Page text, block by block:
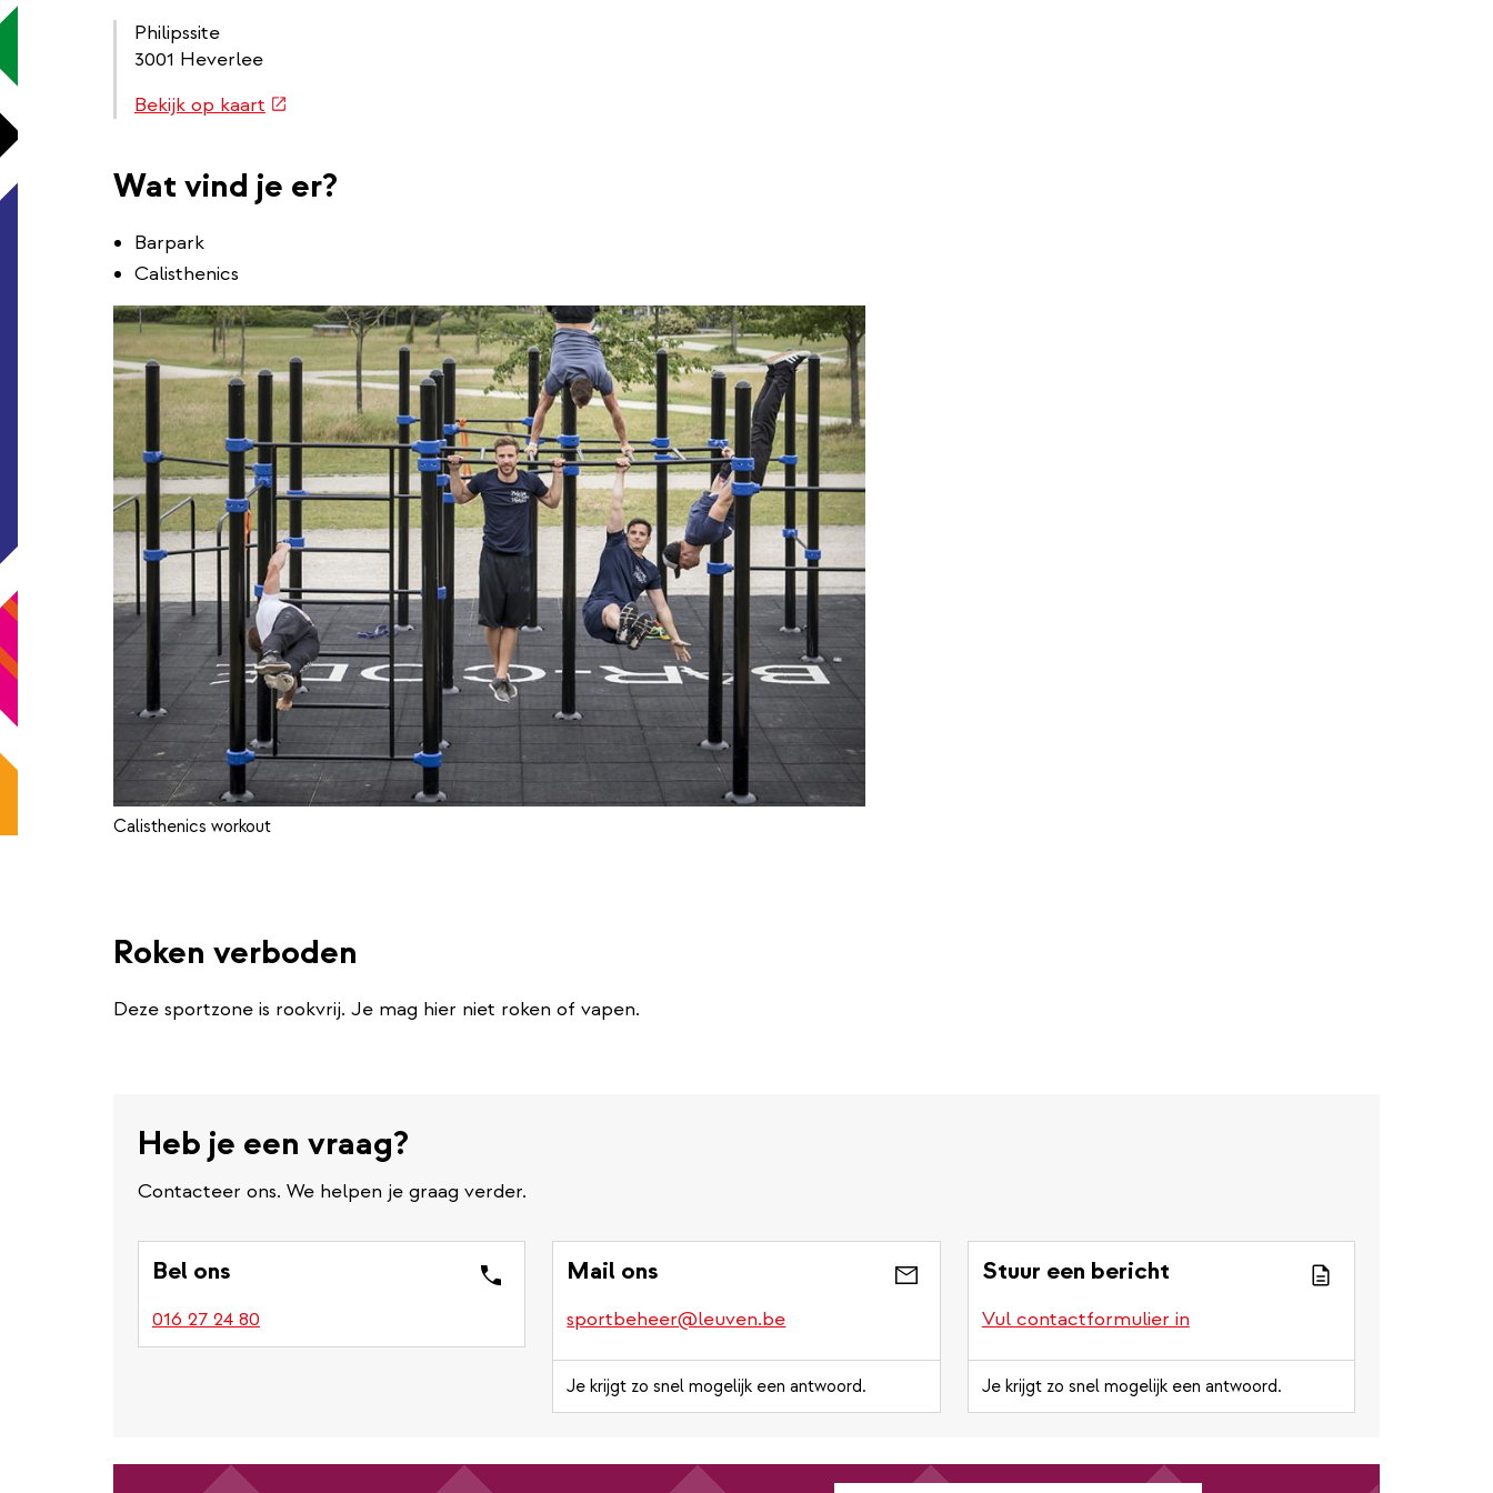
Philipssite
3001 Heverlee
Routebeschrijving
Bekijk op kaart (externe
Calisthenics workout
Wat vind je er?
Barpark
Calisthenics
Roken verboden
Deze sportzone is rookvrij. Je mag hier niet roken of vapen.
Heb je een vraag?
Contacteer ons. We helpen je graag verder.
Bel ons
016 27 24 80
Mail ons
sportbeheer@leuven.be
Je krijgt zo snel mogelijk een antwoord.
Stuur een bericht
Vul contactformulier in
Je krijgt zo snel mogelijk een antwoord.